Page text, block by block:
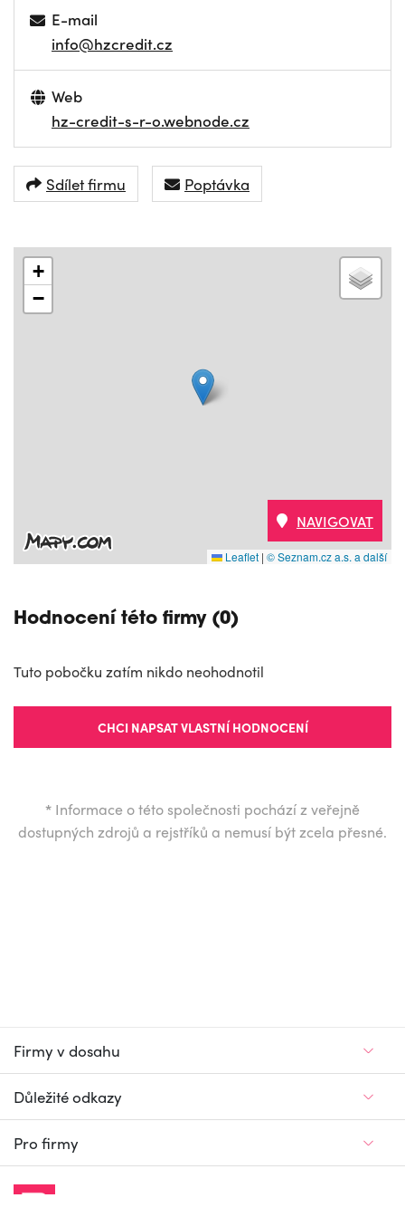
E-mail
info@hzcredit.cz
Web
hz-credit-s-r-o.webnode.cz
Sdílet firmu Poptávka
+
−
Leaflet | © Seznam.cz a.s. a další
NAVIGOVAT
Hodnocení této firmy (0)
Tuto pobočku zatím nikdo neohodnotil
CHCI NAPSAT VLASTNÍ HODNOCENÍ
* Informace o této společnosti pochází z veřejně
dostupných zdrojů a rejstříků a nemusí být zcela přesné.
Firmy v dosahu
Důležité odkazy
Pro firmy